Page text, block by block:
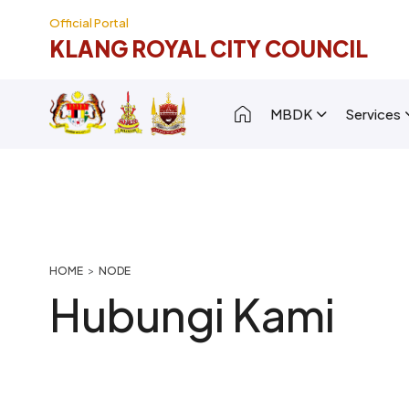
Official Portal
KLANG ROYAL CITY COUNCIL
Main navigation
MBDK Services
Breadcrumb
HOME NODE
Hubungi Kami